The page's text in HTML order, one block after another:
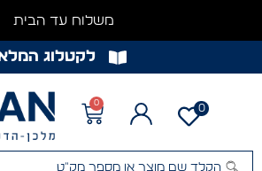
משלוח עד הבית
לקטלוג המלא
0
0